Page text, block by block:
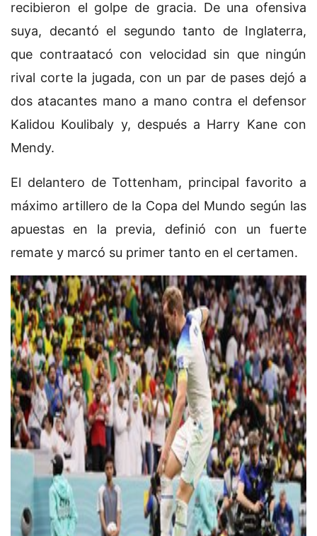
recibieron el golpe de gracia. De una ofensiva
suya, decantó el segundo tanto de Inglaterra,
que contraatacó con velocidad sin que ningún
rival corte la jugada, con un par de pases dejó a
dos atacantes mano a mano contra el defensor
Kalidou Koulibaly y, después a Harry Kane con
Mendy.
El delantero de Tottenham, principal favorito a
máximo artillero de la Copa del Mundo según las
apuestas en la previa, definió con un fuerte
remate y marcó su primer tanto en el certamen.